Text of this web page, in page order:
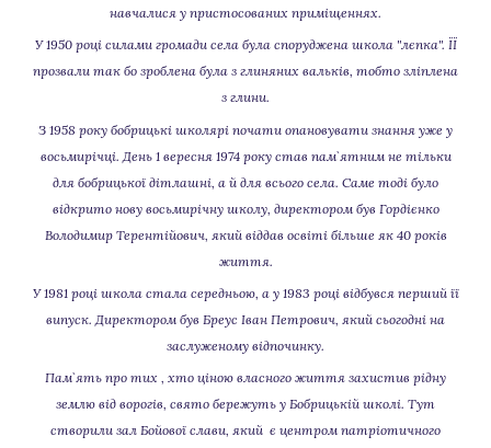
навчалися у пристосованих приміщеннях.
У 1950 році силами громади села була споруджена школа "лєпка". ЇЇ
прозвали так бо зроблена була з глиняних вальків, тобто зліплена
з глини.
З 1958 року бобрицькі школярі почати опановувати знання уже у
восьмирічці. День 1 вересня 1974 року став пам`ятним не тільки
для бобрицької дітлашні, а й для всього села. Саме тоді було
відкрито нову восьмирічну школу, директором був Гордієнко
Володимир Терентійович, який віддав освіті більше як 40 років
життя.
У 1981 році школа стала середньою, а у 1983 році відбувся перший її
випуск. Директором був Бреус Іван Петрович, який сьогодні на
заслуженому відпочинку.
Пам`ять про тих , хто ціною власного життя захистив рідну
землю від ворогів, свято бережуть у Бобрицькій школі. Тут
створили зал Бойової слави, який є центром патріотичного